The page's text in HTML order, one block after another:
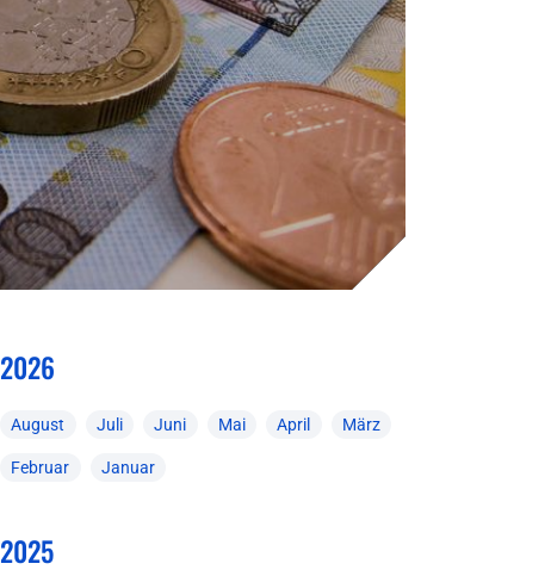
2026
August Juli Juni Mai April März
Februar Januar
2025